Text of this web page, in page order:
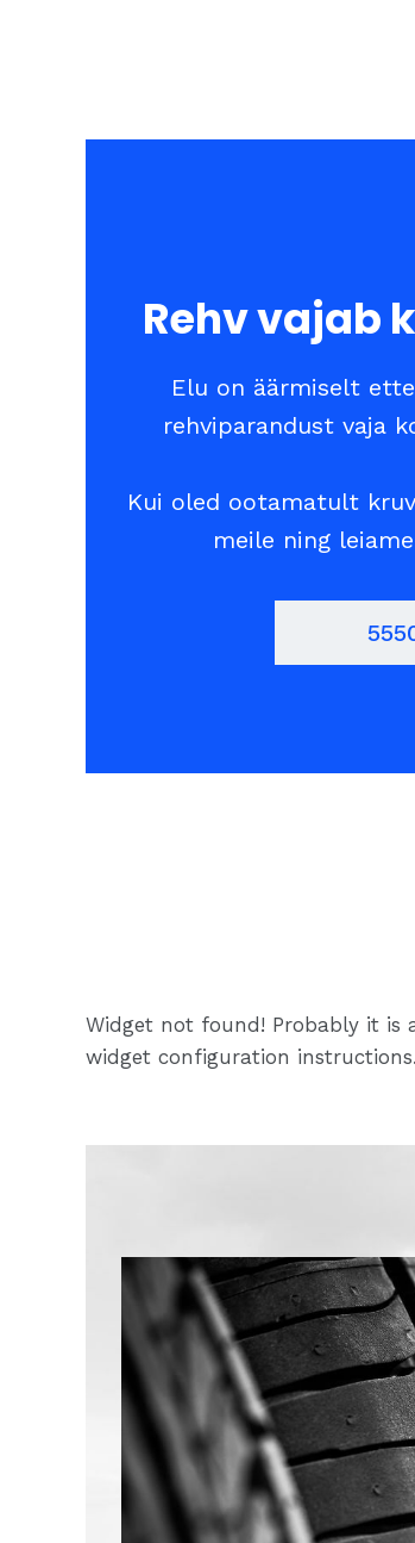
Rehv vajab
Elu on äärmiselt
rehviparandust vaja
Kui oled ootamatult
meile ning
Widget not found! Probably it is
widget configuration